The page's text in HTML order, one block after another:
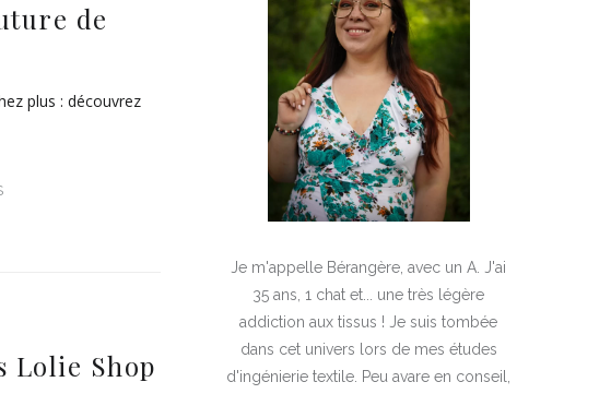
de
plus : découvrez
Lolie Shop
Je m'appelle Bérangère, avec un A. J'ai
35 ans, 1 chat et... une très légère
addiction aux tissus ! Je suis tombée
dans cet univers lors de mes études
d'ingénierie textile. Peu avare en conseil,